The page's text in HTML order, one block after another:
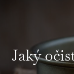
Jaký